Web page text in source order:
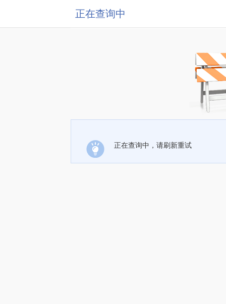
正在查询中
正在查询中，请刷新重试